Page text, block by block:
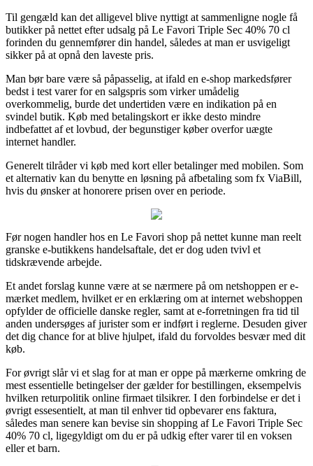
Til gengæld kan det alligevel blive nyttigt at sammenligne nogle få
butikker på nettet efter udsalg på Le Favori Triple Sec 40% 70 cl
forinden du gennemfører din handel, således at man er usvigeligt
sikker på at opnå den laveste pris.
Man bør bare være så påpasselig, at ifald en e-shop markedsfører
bedst i test varer for en salgspris som virker umådelig
overkommelig, burde det undertiden være en indikation på en
svindel butik. Køb med betalingskort er ikke desto mindre
indbefattet af et lovbud, der begunstiger køber overfor uægte
internet handler.
Generelt tilråder vi køb med kort eller betalinger med mobilen. Som
et alternativ kan du benytte en løsning på afbetaling som fx ViaBill,
hvis du ønsker at honorere prisen over en periode.
Før nogen handler hos en Le Favori shop på nettet kunne man reelt
granske e-butikkens handelsaftale, det er dog uden tvivl et
tidskrævende arbejde.
Et andet forslag kunne være at se nærmere på om netshoppen er e-
mærket medlem, hvilket er en erklæring om at internet webshoppen
opfylder de officielle danske regler, samt at e-forretningen fra tid til
anden undersøges af jurister som er indført i reglerne. Desuden giver
det dig chance for at blive hjulpet, ifald du forvoldes besvær med dit
køb.
For øvrigt slår vi et slag for at man er oppe på mærkerne omkring de
mest essentielle betingelser der gælder for bestillingen, eksempelvis
hvilken returpolitik online firmaet tilsikrer. I den forbindelse er det i
øvrigt essesentielt, at man til enhver tid opbevarer ens faktura,
således man senere kan bevise sin shopping af Le Favori Triple Sec
40% 70 cl, ligegyldigt om du er på udkig efter varer til en voksen
eller et barn.